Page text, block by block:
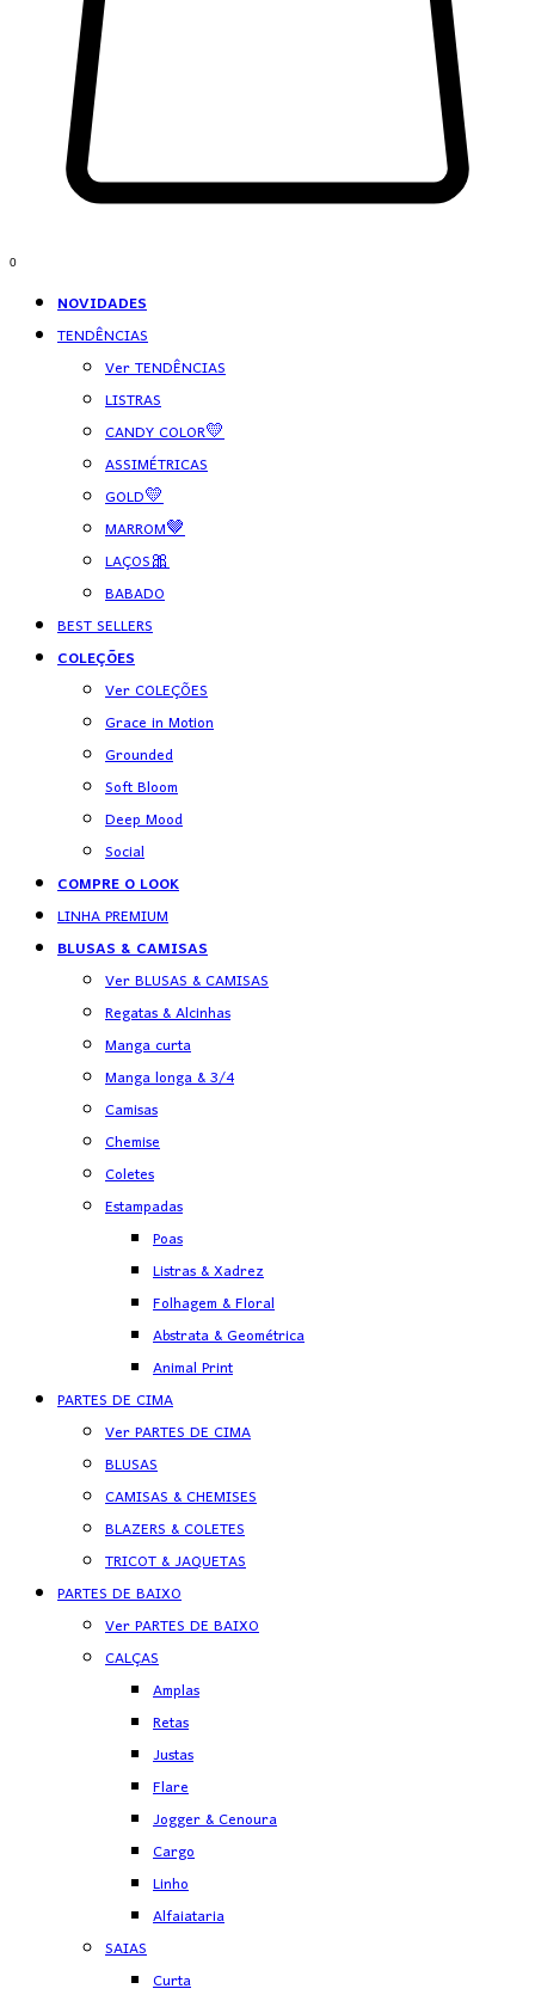
0
NOVIDADES
TENDÊNCIAS
Ver TENDÊNCIAS
LISTRAS
CANDY COLOR💛
ASSIMÉTRICAS
GOLD💛
MARROM🤎
LAÇOS🎀
BABADO
BEST SELLERS
COLEÇÕES
Ver COLEÇÕES
Grace in Motion
Grounded
Soft Bloom
Deep Mood
Social
COMPRE O LOOK
LINHA PREMIUM
BLUSAS & CAMISAS
Ver BLUSAS & CAMISAS
Regatas & Alcinhas
Manga curta
Manga longa & 3/4
Camisas
Chemise
Coletes
Estampadas
Poas
Listras & Xadrez
Folhagem & Floral
Abstrata & Geométrica
Animal Print
PARTES DE CIMA
Ver PARTES DE CIMA
BLUSAS
CAMISAS & CHEMISES
BLAZERS & COLETES
TRICOT & JAQUETAS
PARTES DE BAIXO
Ver PARTES DE BAIXO
CALÇAS
Amplas
Retas
Justas
Flare
Jogger & Cenoura
Cargo
Linho
Alfaiataria
SAIAS
Curta